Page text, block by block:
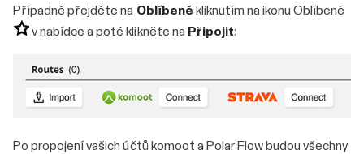
Případně přejděte na Oblíbené kliknutím na ikonu Oblíbené
v nabídce a poté klikněte na Připojit:
Po propojení vašich účtů komoot a Polar Flow budou všechny